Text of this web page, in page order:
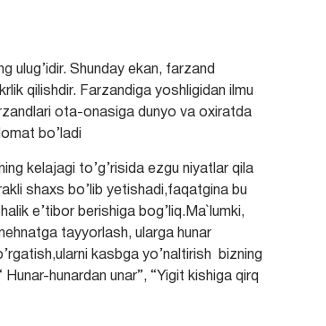
ulug’idir. Shunday ekan, farzand
qilishdir. Farzandiga yoshligidan ilmu
ota-onasiga dunyo va oxiratda
bo’ladi
kelajagi to’g’risida ezgu niyatlar qila
shaxs bo’lib yetishadi,faqatgina bu
e’tibor berishiga bog’liq.Ma`lumki,
tayyorlash, ularga hunar
kasbga yo’naltirish bizning
hunardan unar”, “Yigit kishiga qirq